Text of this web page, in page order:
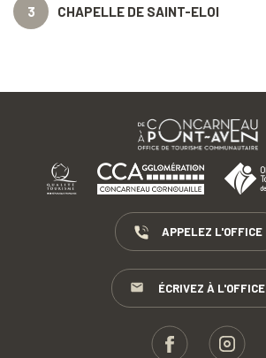
3 CHAPELLE DE SAINT-ELOI
APPELEZ L'OFFICE
ÉCRIVEZ À L'OFFICE